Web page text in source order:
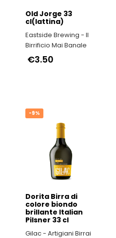
Old Jorge 33
cl(lattina)
Eastside Brewing - Il
Birrificio Mai Banale
€3.50
-9%
Dorita Birra di
colore biondo
brillante Italian
Pilsner 33 cl
Gilac - Artigiani Birrai